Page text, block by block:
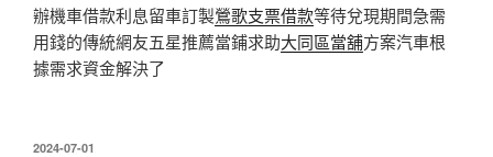
辦機車借款利息留車訂製鶯歌支票借款等待兌現期間急需
用錢的傳統網友五星推薦當鋪求助大同區當舖方案汽車根
據需求資金解決了
發
2024-07-01